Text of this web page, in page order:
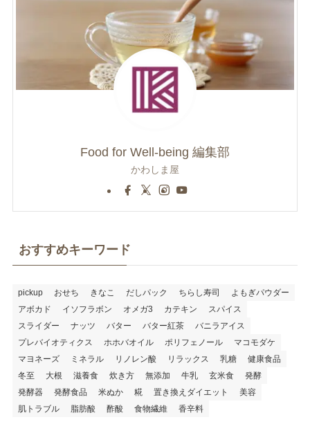
Food for Well-being 編集部
かわしま屋
おすすめキーワード
pickup おせち きなこ だしパック ちらし寿司
よもぎパウダー
アボカド
イソフラボン オメガ3 カテキン
スパイス
スライダー
ナッツ バター バター紅茶
バニラアイス
プレバイオティクス
ホホバオイル ポリフェノール
マコモダケ
マヨネーズ
ミネラル リノレン酸 リラックス 乳糖
健康食品
冬至
大根 滋養食 炊き方 無添加 牛乳 玄米食
発酵
発酵器
発酵食品 米ぬか 糀 置き換えダイエット
美容
肌トラブル
脂肪酸 酢酸 食物繊維 香辛料